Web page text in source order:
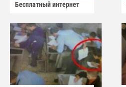
Бесплатный интернет